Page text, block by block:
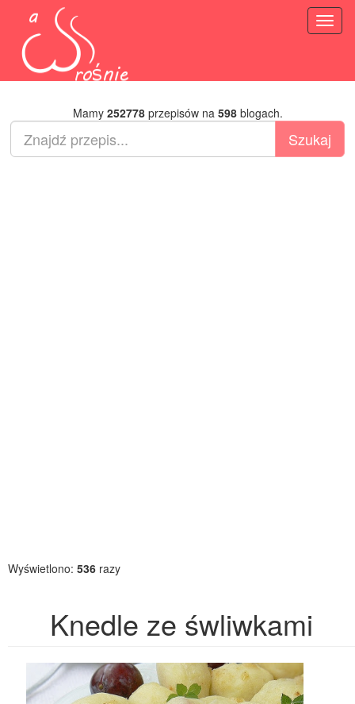
Mamy 252778przepisów na 598blogach.
Wyświetlono: 536 razy
Knedle ze śwliwkami